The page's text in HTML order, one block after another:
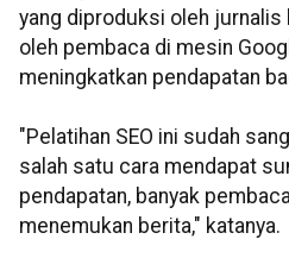
yang diproduksi oleh jurnalis
oleh pembaca di mesin
meningkatkan pendapatan
"Pelatihan SEO ini sudah
salah satu cara mendapat
pendapatan, banyak
menemukan berita," katanya.